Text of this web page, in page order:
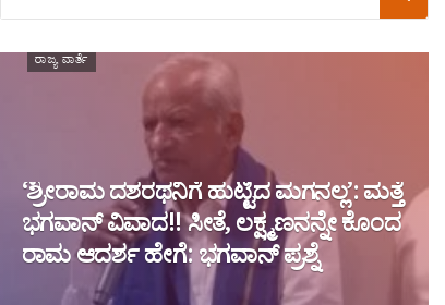
ರಾಜ್ಯ ವಾರ್ತೆ
‘ಶ್ರೀರಾಮ ದಶರಥನಿಗೆ ಹುಟ್ಟಿದ ಮಗನಲ್ಲ’: ಮತ್ತೆ
ಭಗವಾನ್ ವಿವಾದ!! ಸೀತೆ, ಲಕ್ಷ್ಮಣನನ್ನೇ ಕೊಂದ
ರಾಮ ಆದರ್ಶ ಹೇಗೆ: ಭಗವಾನ್ ಪ್ರಶ್ನೆ